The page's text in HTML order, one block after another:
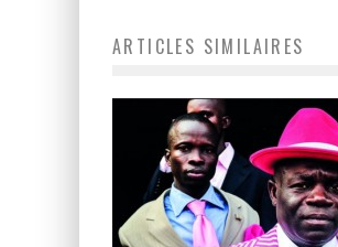
ARTICLES SIMILAIRES